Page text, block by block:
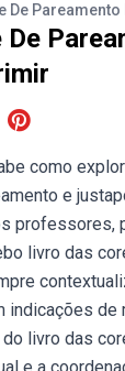
De
como
e
professores,
livro das
indicações de
livro das